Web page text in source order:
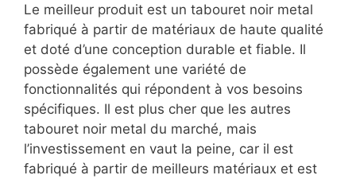
Le meilleur produit est un tabouret noir metal
fabriqué à partir de matériaux de haute qualité
et doté d’une conception durable et fiable. Il
possède également une variété de
fonctionnalités qui répondent à vos besoins
spécifiques. Il est plus cher que les autres
tabouret noir metal du marché, mais
l’investissement en vaut la peine, car il est
fabriqué à partir de meilleurs matériaux et est